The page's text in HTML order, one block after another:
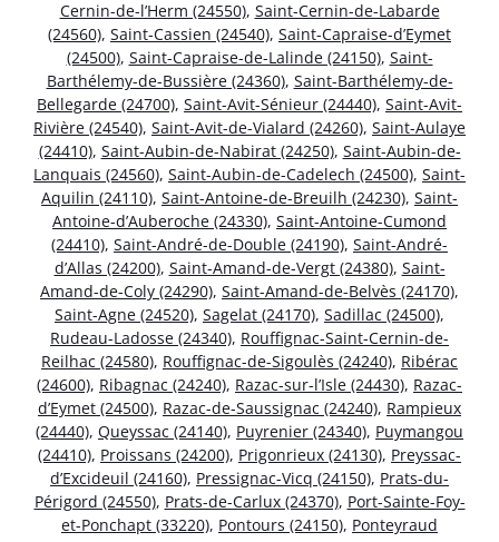
Cernin-de-l’Herm (24550), Saint-Cernin-de-Labarde
(24560), Saint-Cassien (24540), Saint-Capraise-d’Eymet
(24500), Saint-Capraise-de-Lalinde (24150), Saint-
Barthélemy-de-Bussière (24360), Saint-Barthélemy-de-
Bellegarde (24700), Saint-Avit-Sénieur (24440), Saint-Avit-
Rivière (24540), Saint-Avit-de-Vialard (24260), Saint-Aulaye
(24410), Saint-Aubin-de-Nabirat (24250), Saint-Aubin-de-
Lanquais (24560), Saint-Aubin-de-Cadelech (24500), Saint-
Aquilin (24110), Saint-Antoine-de-Breuilh (24230), Saint-
Antoine-d’Auberoche (24330), Saint-Antoine-Cumond
(24410), Saint-André-de-Double (24190), Saint-André-
d’Allas (24200), Saint-Amand-de-Vergt (24380), Saint-
Amand-de-Coly (24290), Saint-Amand-de-Belvès (24170),
Saint-Agne (24520), Sagelat (24170), Sadillac (24500),
Rudeau-Ladosse (24340), Rouffignac-Saint-Cernin-de-
Reilhac (24580), Rouffignac-de-Sigoulès (24240), Ribérac
(24600), Ribagnac (24240), Razac-sur-l’Isle (24430), Razac-
d’Eymet (24500), Razac-de-Saussignac (24240), Rampieux
(24440), Queyssac (24140), Puyrenier (24340), Puymangou
(24410), Proissans (24200), Prigonrieux (24130), Preyssac-
d’Excideuil (24160), Pressignac-Vicq (24150), Prats-du-
Périgord (24550), Prats-de-Carlux (24370), Port-Sainte-Foy-
et-Ponchapt (33220), Pontours (24150), Ponteyraud